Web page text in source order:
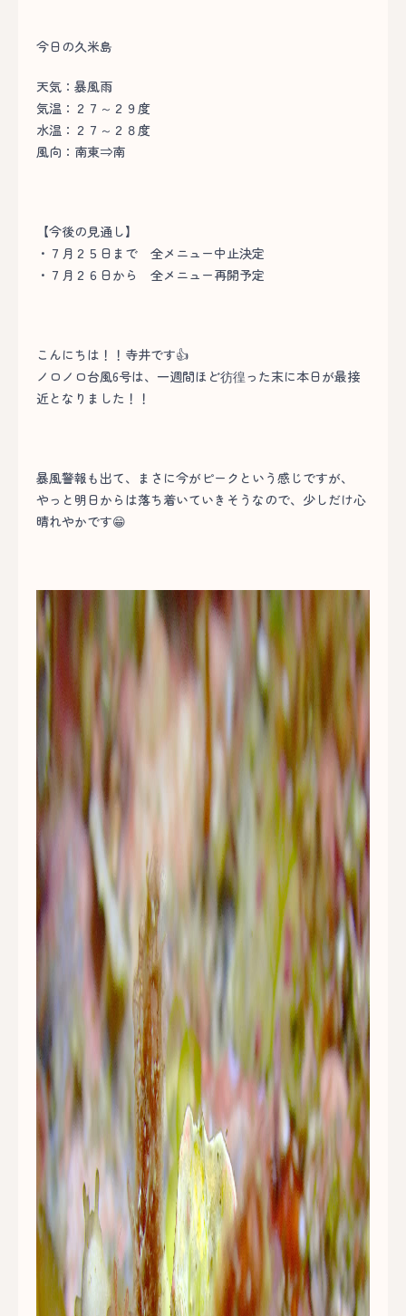
今日の久米島
天気：暴風雨
気温：２７～２９度
水温：２７～２８度
風向：南東⇒南
【今後の見通し】
・７月２５日まで 全メニュー中止決定
・７月２６日から 全メニュー再開予定
こんにちは！！寺井です👍
ノロノロ台風6号は、一週間ほど彷徨った末に本日が最接
近となりました！！
暴風警報も出て、まさに今がピークという感じですが、
やっと明日からは落ち着いていきそうなので、少しだけ心
晴れやかです😁